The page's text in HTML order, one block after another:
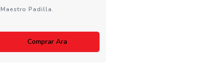
Maestro Padilla.
Comprar Ara